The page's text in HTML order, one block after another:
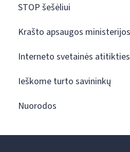
STOP šešėliui
Krašto apsaugos
Interneto svetainės
Ieškome turto savininkų
Nuorodos